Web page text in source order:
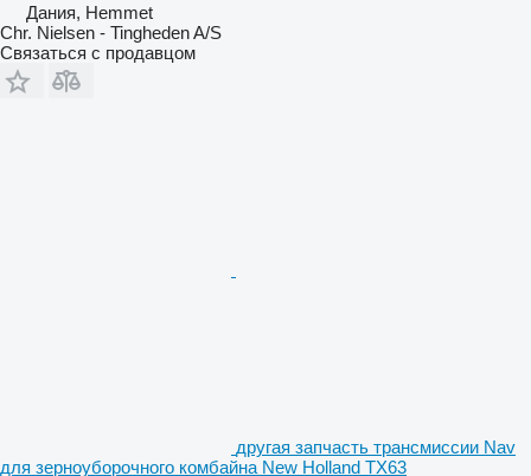
Дания, Hemmet
Chr. Nielsen - Tingheden A/S
Связаться с продавцом
другая запчасть трансмиссии Nav
для зерноуборочного комбайна New Holland TX63